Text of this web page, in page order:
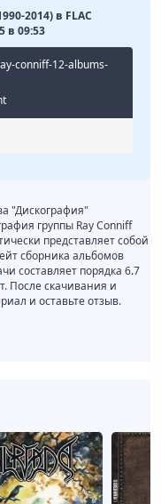
2014) в FLAC
в 09:53
conniff-12-albums-
"Дискография"
группы Ray Conniff
представляет собой
сборника альбомов
составляет порядка 6.7
После скачивания и
и оставьте отзыв.